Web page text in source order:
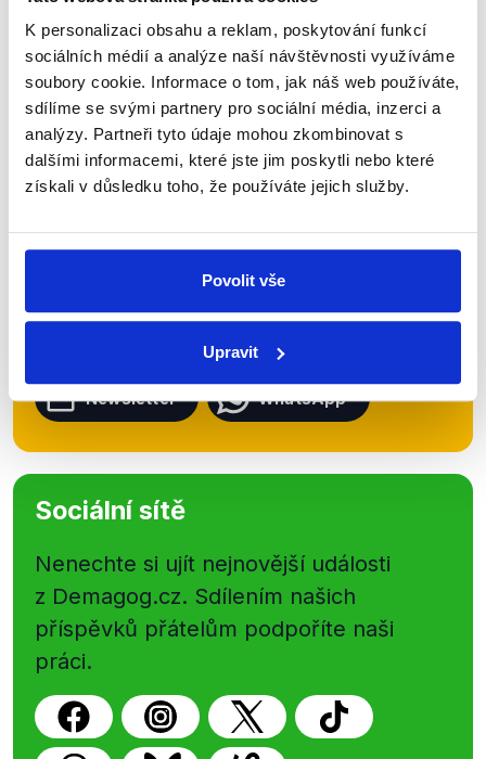
K personalizaci obsahu a reklam, poskytování funkcí
sociálních médií a analýze naší návštěvnosti využíváme
soubory cookie. Informace o tom, jak náš web používáte,
sdílíme se svými partnery pro sociální média, inzerci a
analýzy. Partneři tyto údaje mohou zkombinovat s
dalšími informacemi, které jste jim poskytli nebo které
získali v důsledku toho, že používáte jejich služby.
Povolit vše
Upravit
Zůstaňme v kontaktu
Přihlaste se k odběru našeho
newsletteru nebowhatsappového
shrnutí nejzajímavějších článků a analýz.
Začněte nás odebírat, a mějte tak
Newsletter WhatsApp
Sociální sítě
Nenechte si ujít nejnovější události
z Demagog.cz. Sdílením našich
příspěvků přátelům podpoříte naši
práci.